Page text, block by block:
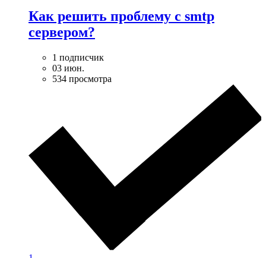
Как решить проблему с smtp
сервером?
1 подписчик
03 июн.
534 просмотра